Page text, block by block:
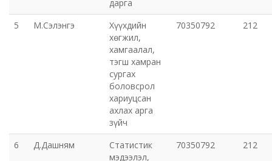
дарга
5 М.Сэлэнгэ
Хүүхдийн
хөгжил,
хамгаалал,
тэгш хамран
сургах
боловсрол
хариуцсан
ахлах арга
зүйч
70350792 212
6 Д.Дашням
Статистик
мэдээлэл,
70350792 212